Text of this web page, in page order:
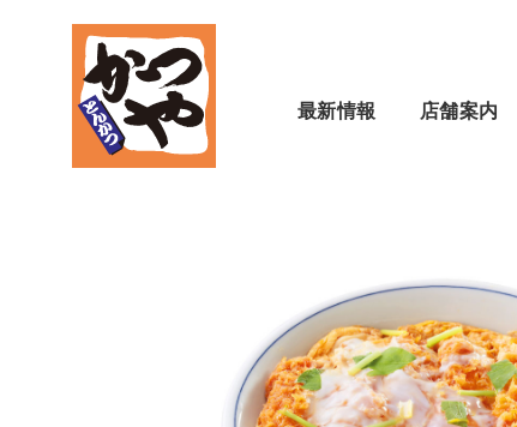
最新情報 店舗案内